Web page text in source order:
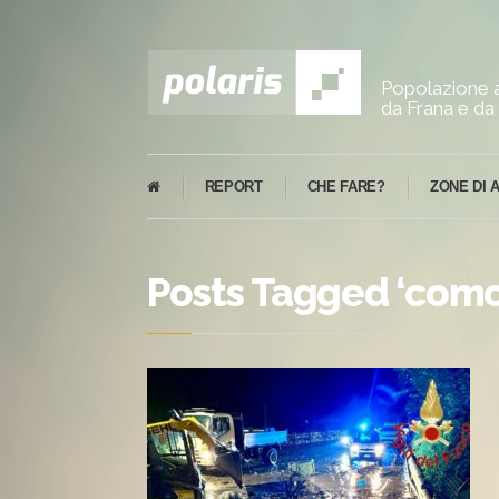
Popolazione
da Frana e
REPORT CHE FARE? ZONE DI
Posts Tagged